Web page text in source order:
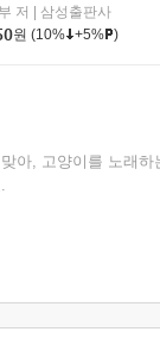
저
삼성출판사
원 (10% +5% )
아, 고양이를 노래하